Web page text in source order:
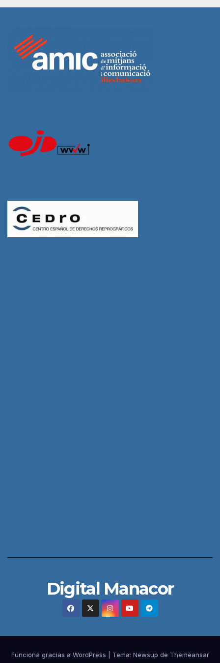
Digital Manacor
Funciona gracias a WordPress Tema: Newsup de Themeansar